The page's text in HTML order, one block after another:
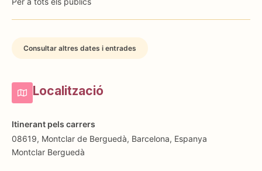
Consultar altres dates i entrades
Localització
Itinerant pels carrers
08619, Montclar de Berguedà, Barcelona, Espanya
Montclar Berguedà